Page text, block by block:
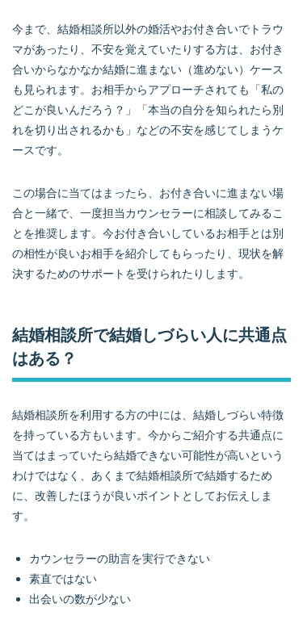
今まで、結婚相談所以外の婚活やお付き合いでトラウ
マがあったり、不安を覚えていたりする方は、お付き
合いからなかなか結婚に進まない（進めない）ケース
も見られます。お相手からアプローチされても「私の
どこが良いんだろう？」「本当の自分を知られたら別
れを切り出されるかも」などの不安を感じてしまうケ
ースです。
この場合に当てはまったら、お付き合いに進まない場
合と一緒で、一度担当カウンセラーに相談してみるこ
とを推奨します。今お付き合いしているお相手とは別
の相性が良いお相手を紹介してもらったり、現状を解
決するためのサポートを受けられたりします。
結婚相談所で結婚しづらい人に共通点
はある？
結婚相談所を利用する方の中には、結婚しづらい特徴
を持っている方もいます。今からご紹介する共通点に
当てはまっていたら結婚できない可能性が高いという
わけではなく、あくまで結婚相談所で結婚するため
に、改善したほうが良いポイントとしてお伝えしま
す。
カウンセラーの助言を実行できない
素直ではない
出会いの数が少ない